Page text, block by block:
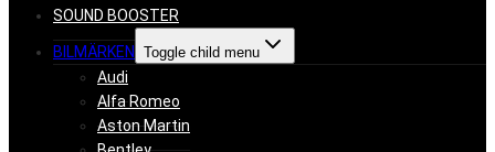
SOUND BOOSTER
BILMÄRKEN Toggle child menu
Audi
Alfa Romeo
Aston Martin